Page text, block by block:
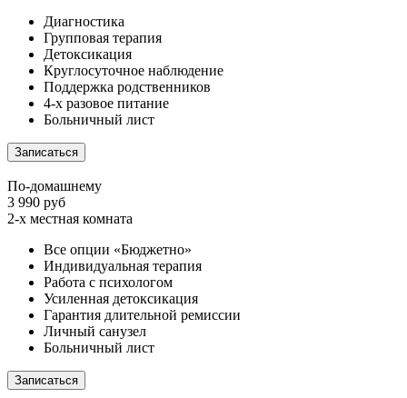
Диагностика
Групповая терапия
Детоксикация
Круглосуточное наблюдение
Поддержка родственников
4-х разовое питание
Больничный лист
Записаться
По-домашнему
3 990 руб
2-х местная комната
Все опции «Бюджетно»
Индивидуальная терапия
Работа с психологом
Усиленная детоксикация
Гарантия длительной ремиссии
Личный санузел
Больничный лист
Записаться